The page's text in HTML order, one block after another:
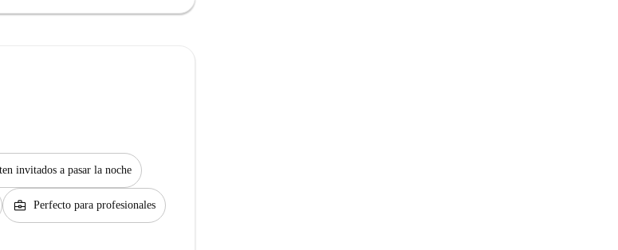
invitados a pasar la noche
business_center Perfecto para profesionales